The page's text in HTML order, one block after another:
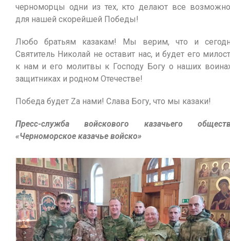
черноморцы одни из тех, кто делают все
для нашей скорейшей Победы!
Любо братьям казакам! Мы верим, что и
Святитель Николай не оставит нас, и будет его
к нам и его молитвы к Господу Богу о наших
защитниках и родном Отечестве!
Победа будет Zа нами! Слава Богу, что мы казаки!
Пресс-служба войскового казачьего
«Черноморское казачье войско»